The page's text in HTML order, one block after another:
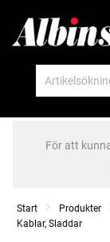
För att
Start Produkter
Kablar, Sladdar